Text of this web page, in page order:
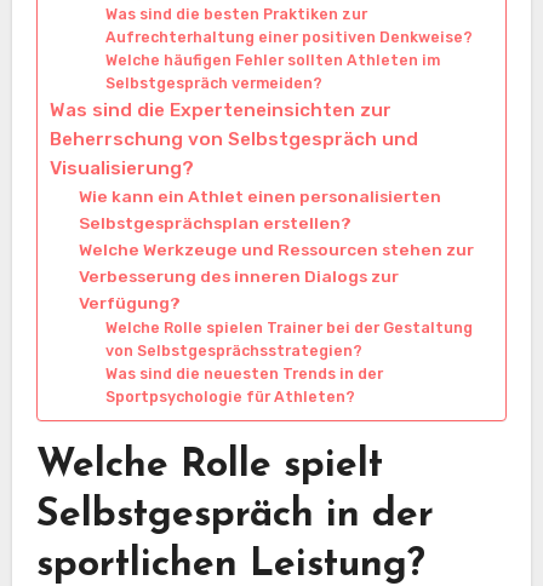
Was sind die besten Praktiken zur
Aufrechterhaltung einer positiven Denkweise?
Welche häufigen Fehler sollten Athleten im
Selbstgespräch vermeiden?
Was sind die Experteneinsichten zur
Beherrschung von Selbstgespräch und
Visualisierung?
Wie kann ein Athlet einen personalisierten
Selbstgesprächsplan erstellen?
Welche Werkzeuge und Ressourcen stehen zur
Verbesserung des inneren Dialogs zur
Verfügung?
Welche Rolle spielen Trainer bei der Gestaltung
von Selbstgesprächsstrategien?
Was sind die neuesten Trends in der
Sportpsychologie für Athleten?
Welche Rolle spielt
Selbstgespräch in der
sportlichen Leistung?